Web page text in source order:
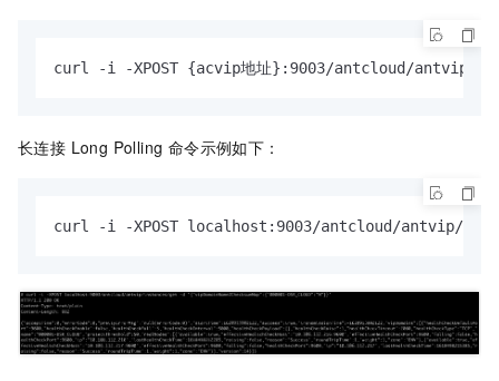
curl -i -XPOST {acvip地址}:9003/antcloud/antvip/
长连接 Long Polling 命令示例如下：
curl -i -XPOST localhost:9003/antcloud/antvip/